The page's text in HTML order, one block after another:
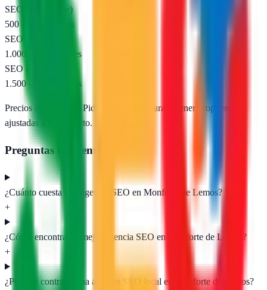
SEO local (pyme)
500 – 1.000 €/mes
SEO nacional
1.000 – 2.500 €/mes
SEO e-commerce
1.500 – 5.000 €/mes
Precios orientativos. Pide presupuesto para obtener propuestas
ajustadas a tu proyecto.
Preguntas frecuentes
¿Cuánto cuesta una agencia SEO en Monforte de Lemos?
+
¿Cómo encontrar la mejor agencia SEO en Monforte de Lemos?
+
¿Por qué contratar una agencia SEO local en Monforte de Lemos?